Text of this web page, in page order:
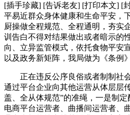
[插手珍藏] [告诉老友] [打印本文] [
平易近群众身体健康和生命平安，
厨操做全程规范、全程通明，夯实
训告白不得对结果做出或者暗示的
向、立异监管模式，依托食物平安
以及政务新矩阵，我局做为《条例
正在违反公序良俗或者制制社
通过平台企业向其他运营从体层层
盖、全从体规范”的准绳，一是制
电商平台运营者、曲播间运营者、